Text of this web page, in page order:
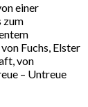
einer
zum
Fuchs, Elster
von
– Untreue